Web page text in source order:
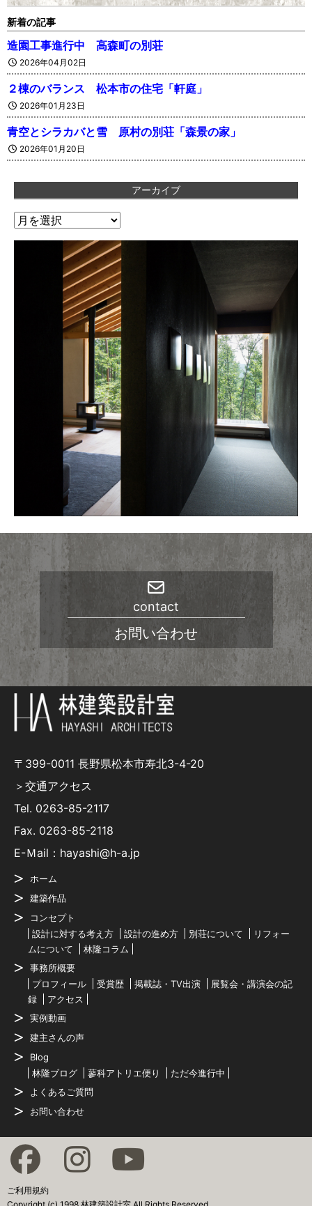
新着の記事
造園工事進行中 高森町の別荘
2026年04月02日
２棟のバランス 松本市の住宅「軒庭」
2026年01月23日
青空とシラカバと雪 原村の別荘「森景の家」
2026年01月20日
アーカイブ
ア
contact
お問い合わせ
〒399-0011 長野県松本市寿北3-4-20
＞交通アクセス
Tel. 0263-85-2117
Fax. 0263-85-2118
E-Ｍail：hayashi@h-a.jp
ホーム
建築作品
コンセプト
設計に対する考え方
設計の進め方 別荘について
リフォー
ムについて
林隆コラム
事務所概要
プロフィール
受賞歴 掲載誌・TV出演
展覧会・講演会の記
録
アクセス
実例動画
建主さんの声
Blog
林隆ブログ
蓼科アトリエ便り
ただ今進行中
よくあるご質問
お問い合わせ
ご利用規約